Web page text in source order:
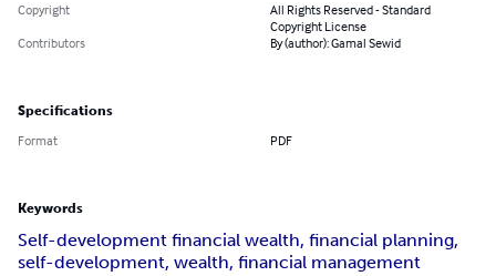
Copyright
All Rights Reserved - Standard
Copyright License
Contributors
By (author): Gamal Sewid
Specifications
Format PDF
Keywords
Self-development financial wealth, financial planning,
self-development, wealth, financial management